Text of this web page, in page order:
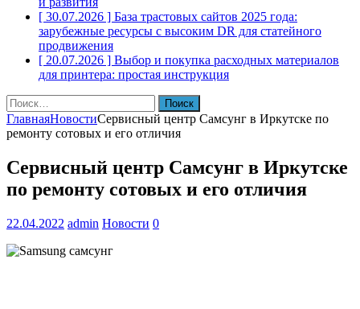
[ 30.07.2026 ] База трастовых сайтов 2025 года:
зарубежные ресурсы с высоким DR для статейного
продвижения
[ 20.07.2026 ] Выбор и покупка расходных материалов
для принтера: простая инструкция
Найти:
ГлавнаяНовостиСервисный центр Самсунг в Иркутске по
ремонту сотовых и его отличия
Сервисный центр Самсунг в Иркутске
по ремонту сотовых и его отличия
22.04.2022 admin Новости 0